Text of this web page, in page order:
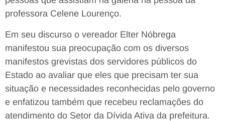
professora Celene Lourenço.
Em seu discurso o vereador Elter Nóbrega
manifestou sua preocupação com os diversos
manifestos grevistas dos servidores públicos do
Estado ao avaliar que eles que precisam ter sua
situação e necessidades reconhecidas pelo governo
e enfatizou também que recebeu reclamações do
atendimento do Setor da Dívida Ativa da prefeitura.